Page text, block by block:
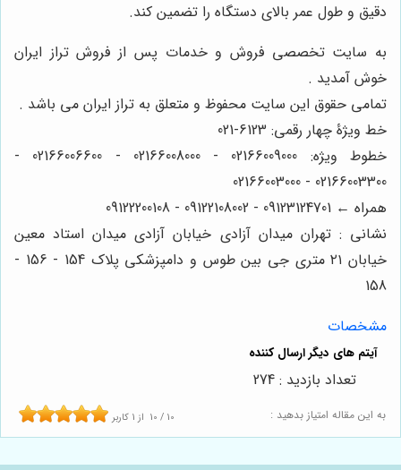
دقیق و طول عمر بالای دستگاه را تضمین کند.
به سایت تخصصی فروش و خدمات پس از فروش تراز ایران
خوش آمدید .
تمامی حقوق این سایت محفوظ و متعلق به تراز ایران می باشد .
خط ویژۀ چهار رقمی: 6123-021
خطوط ویژه: 02166009000 - 02166008000 - 02166006600 -
02166003300 - 02166003000
همراه ← 09123124701 - 09122108002 - 09122200108
نشانی : تهران میدان آزادی خیابان آزادی میدان استاد معین
خیابان ۲۱ متری جی بین طوس و دامپزشکی پلاک 154 - 156 -
158
مشخصات
به این مقاله امتیاز بدهید : 10 / 10 از 1 کاربر
تعداد بازدید : 274